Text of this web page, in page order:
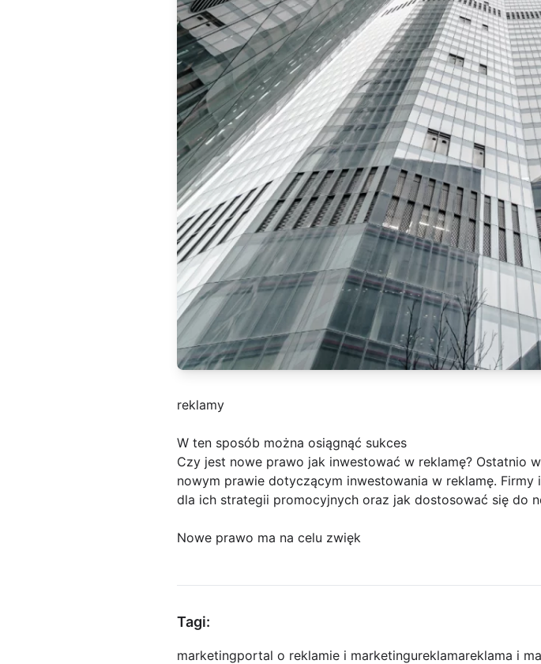
reklamy
W ten sposób można osiągnąć sukces
Czy jest nowe prawo jak inwestować w reklamę? Ostatnio
nowym prawie dotyczącym inwestowania w reklamę.
dla ich strategii promocyjnych oraz jak dostosować się do
Nowe prawo ma na celu zwięk
Tagi:
marketingportal o reklamie i marketingureklamareklama i